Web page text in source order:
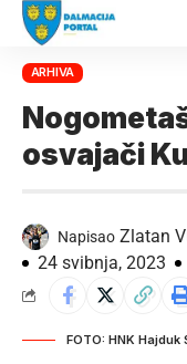
ARHIVA
osvajači
Napisao Zlatan
24 svibnja, 2023
FOTO: HNK Hajduk